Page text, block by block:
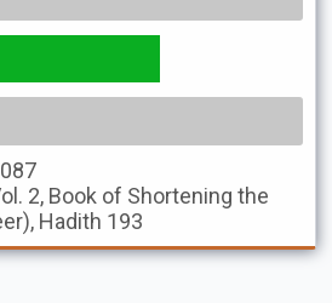
2, Book of Shortening the
Hadith 193